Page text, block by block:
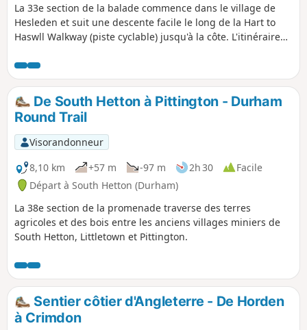
La 33e section de la balade commence dans le village de
Hesleden et suit une descente facile le long de la Hart to
Haswll Walkway (piste cyclable) jusqu'à la côte. L'itinéraire
temps nécessaire pour explorer les dunes de Crimdon ou
Crimdon Dene.
De South Hetton à Pittington - Durham
Round Trail
Visorandonneur
8,10 km
+57 m -97 m 2h 30
Facile
Départ à South Hetton (Durham)
La 38e section de la promenade traverse des terres
agricoles et des bois entre les anciens villages miniers de
South Hetton, Littletown et Pittington.
Sentier côtier d'Angleterre - De Horden
à Crimdon